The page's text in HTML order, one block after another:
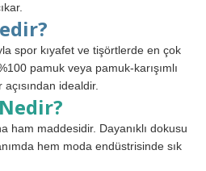
spor kıyafet ve tişörtlerde en çok
pamuk veya pamuk-karışımlı
idealdir.
ham maddesidir. Dayanıklı dokusu
hem moda endüstrisinde sık